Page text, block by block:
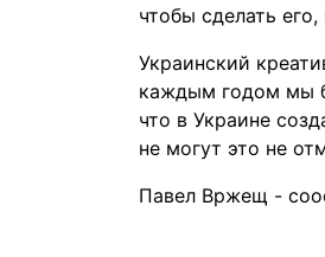
чтобы сделать
Украинский
каждым годом мы
что в Украине
не могут это не
Павел Вржещ -